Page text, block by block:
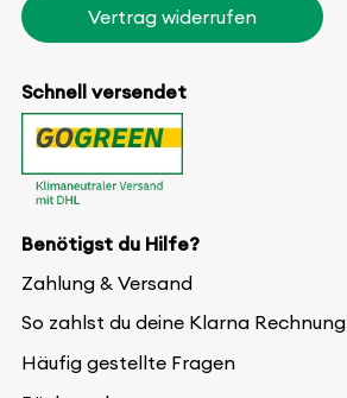
Benötigst du Hilfe?
Zahlung & Versand
So zahlst du deine Klarna Rechnung
Häufig gestellte Fragen
Vertrag widerrufen
Schnell versendet